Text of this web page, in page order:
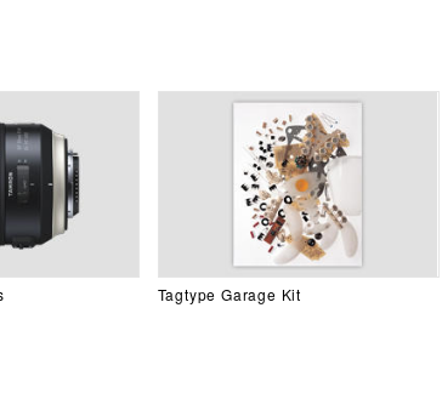
Tagtype Garage Kit